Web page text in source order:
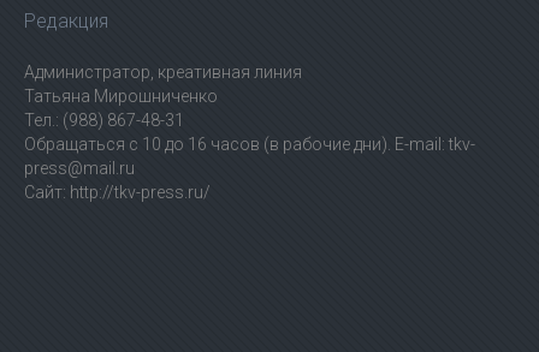
Редакция
Администратор, креативная линия
Татьяна Мирошниченко
Тел.: (988) 867-48-31
Обращаться с 10 до 16 часов (в рабочие дни). E-mail: tkv-
press@mail.ru
Сайт: http://tkv-press.ru/